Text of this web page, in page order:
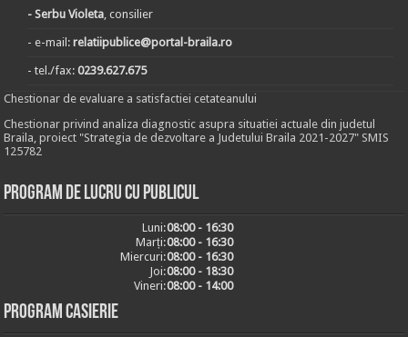
- Serbu Violeta, consilier
- e-mail:relatiipublice@portal-braila.ro
- tel./fax:0239.627.675
Chestionar de evaluare a satisfactiei cetateanului
Chestionar privind analiza diagnostic asupra situatiei actuale din judetul
Braila, proiect "Strategia de dezvoltare a Judetului Braila 2021-2027" SMIS
125782
Program de lucru cu publicul
Luni:08:00 - 16:30
Marți:08:00 - 16:30
Miercuri:08:00 - 16:30
Joi:08:00 - 18:30
Vineri:08:00 - 14:00
Program casierie